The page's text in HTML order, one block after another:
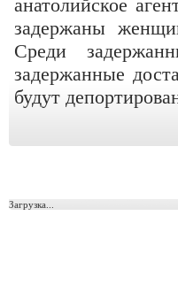
анатолийское
задержаны
Среди
задержанные
будут
Загрузка...